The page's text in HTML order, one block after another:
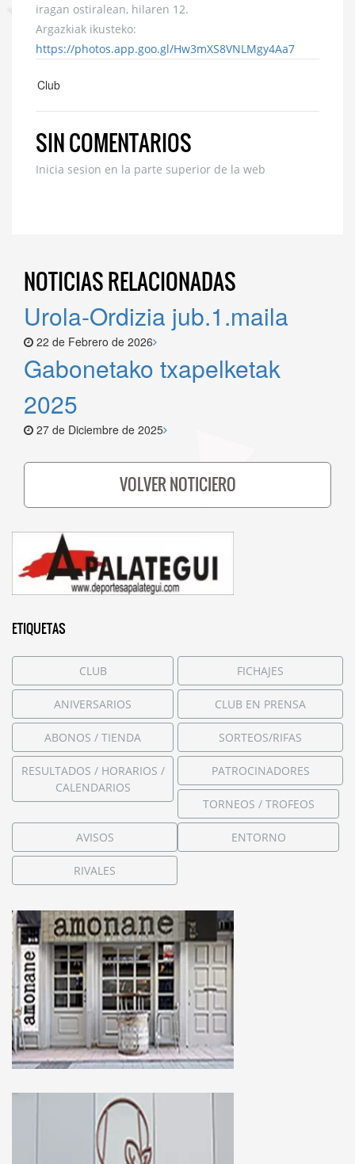
iragan ostiralean, hilaren 12.
Argazkiak ikusteko:
https://photos.app.goo.gl/Hw3mXS8VNLMgy4Aa7
Club
SIN COMENTARIOS
Inicia sesion en la parte superior de la web
NOTICIASRELACIONADAS
Urola-Ordizia jub.1.maila
22 de Febrero de 2026
Gabonetako txapelketak
2025
27 de Diciembre de 2025
VOLVER NOTICIERO
ETIQUETAS
CLUB FICHAJES
ANIVERSARIOS CLUB EN PRENSA
ABONOS / TIENDA SORTEOS/RIFAS
RESULTADOS / HORARIOS /
CALENDARIOS
PATROCINADORES
TORNEOS / TROFEOS
AVISOS ENTORNO
RIVALES